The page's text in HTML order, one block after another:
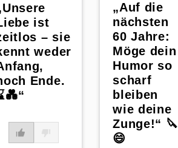
ist
– sie
weder
Ende.
„Auf die
nächsten
60 Jahre:
Möge dein
Humor so
scharf
bleiben
wie deine
Zunge!“ 🔪
😄